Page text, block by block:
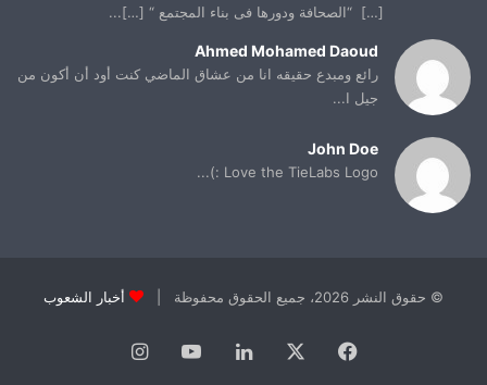
[…] “الصحافة ودورها فى بناء المجتمع “ […]...
Ahmed Mohamed Daoud
رائع ومبدع حقيقه انا من عشاق الماضي كنت أود أن أكون من
جيل ا...
John Doe
Love the TieLabs Logo :)...
© حقوق النشر 2026، جميع الحقوق محفوظة | أخبار الشعوب
فيسبوك لينكدإن يوتيوب